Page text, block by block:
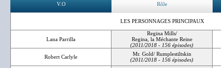
V.O Rôle
LES PERSONNAGES PRINCIPAUX
Lana Parrilla
Regina Mills/
Regina, la Méchante Reine
(2011/2018 - 156 épisodes)
Robert Carlyle
Mr. Gold/ Rumplestiltskin
(2011/2018 - 156 épisodes)